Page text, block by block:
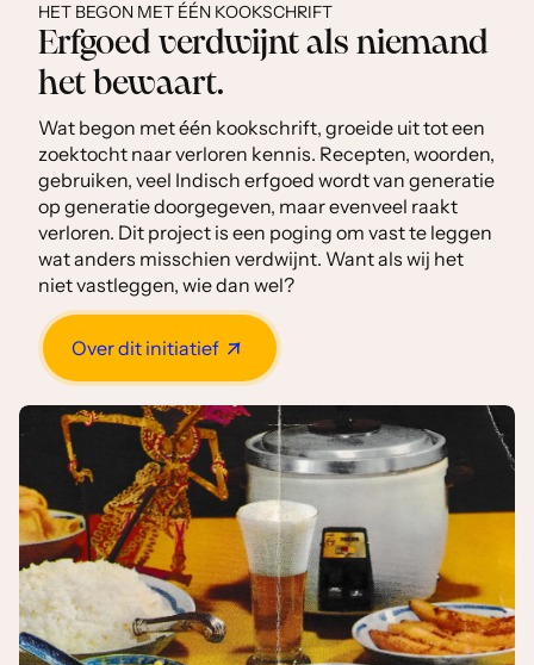
HET BEGON MET ÉÉN KOOKSCHRIFT
Erfgoed verdwijnt als niemand
het bewaart.
Wat begon met één kookschrift, groeide uit tot een
zoektocht naar verloren kennis. Recepten, woorden,
gebruiken, veel Indisch erfgoed wordt van generatie
op generatie doorgegeven, maar evenveel raakt
verloren. Dit project is een poging om vast te leggen
wat anders misschien verdwijnt. Want als wij het
niet vastleggen, wie dan wel?
Over dit initiatief